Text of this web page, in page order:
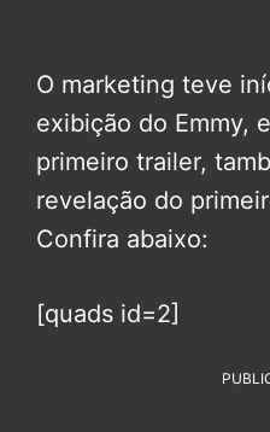
O marketing teve
exibição do Emmy,
primeiro trailer,
revelação do
Confira abaixo:
[quads id=2]